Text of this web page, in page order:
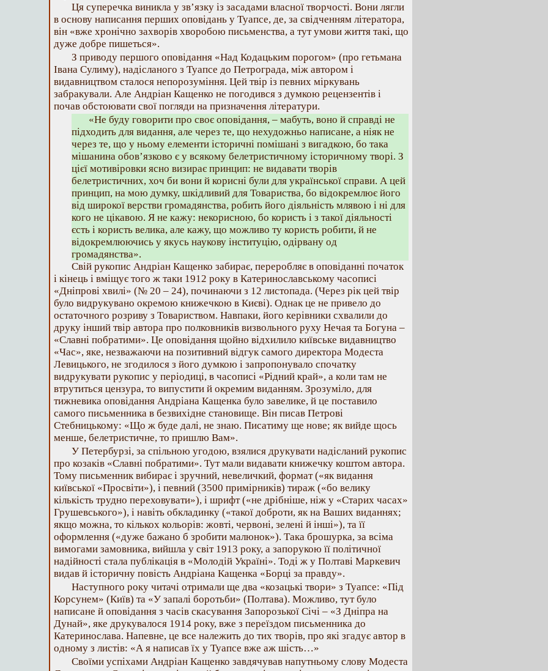
Ця суперечка виникла у зв’язку із засадами власної творчості. Вони лягли
в основу написання перших оповідань у Туапсе, де, за свідченням літератора,
він «вже хронічно захворів хворобою письменства, а тут умови життя такі, що
дуже добре пишеться».
З приводу першого оповідання «Над Кодацьким порогом» (про гетьмана
Івана Сулиму), надісланого з Туапсе до Петрограда, між автором і
видавництвом сталося непорозуміння. Цей твір із певних міркувань
забракували. Але Андріан Кащенко не погодився з думкою рецензентів і
почав обстоювати свої погляди на призначення літератури.
«Не буду говорити про своє оповідання, – мабуть, воно й справді не
підходить для видання, але через те, що нехудожньо написане, а ніяк не
через те, що у ньому елементи історичні помішані з вигадкою, бо така
мішанина обов’язково є у всякому белетристичному історичному творі. З
цієї мотивіровки ясно визирає принцип: не видавати творів
белетристичних, хоч би вони й корисні були для української справи. А цей
принцип, на мою думку, шкідливий для Товариства, бо відокремлює його
від широкої верстви громадянства, робить його діяльність млявою і ні для
кого не цікавою. Я не кажу: некорисною, бо користь і з такої діяльності
єсть і користь велика, але кажу, що можливо ту користь робити, й не
відокремлюючись у якусь наукову інституцію, одірвану од
громадянства».
Свій рукопис Андріан Кащенко забирає, переробляє в оповіданні початок
і кінець і вміщує того ж таки 1912 року в Катеринославському часописі
«Дніпрові хвилі» (№ 20 – 24), починаючи з 12 листопада. (Через рік цей твір
було видрукувано окремою книжечкою в Києві). Однак це не привело до
остаточного розриву з Товариством. Навпаки, його керівники схвалили до
друку інший твір автора про полковників визвольного руху Нечая та Богуна –
«Славні побратими». Це оповідання щойно відхилило київське видавництво
«Час», яке, незважаючи на позитивний відгук самого директора Модеста
Левицького, не згодилося з його думкою і запропонувало спочатку
видрукувати рукопис у періодиці, в часописі «Рідний край», а коли там не
втрутиться цензура, то випустити й окремим виданням. Зрозуміло, для
тижневика оповідання Андріана Кащенка було завелике, й це поставило
самого письменника в безвихідне становище. Він писав Петрові
Стебницькому: «Що ж буде далі, не знаю. Писатиму ще нове; як вийде щось
менше, белетристичне, то пришлю Вам».
У Петербурзі, за спільною угодою, взялися друкувати надісланий рукопис
про козаків «Славні побратими». Тут мали видавати книжечку коштом автора.
Тому письменник вибирає і зручний, невеличкий, формат («як видання
київської «Просвіти»), і певний (3500 примірників) тираж («бо велику
кількість трудно переховувати»), і шрифт («не дрібніше, ніж у «Старих часах»
Грушевського»), і навіть обкладинку («такої доброти, як на Ваших виданнях;
якщо можна, то кількох кольорів: жовті, червоні, зелені й інші»), та її
оформлення («дуже бажано б зробити малюнок»). Така брошурка, за всіма
вимогами замовника, вийшла у світ 1913 року, а запорукою її політичної
надійності стала публікація в «Молодій Україні». Тоді ж у Полтаві Маркевич
видав й історичну повість Андріана Кащенка «Борці за правду».
Наступного року читачі отримали ще два «козацькі твори» з Туапсе: «Під
Корсунем» (Київ) та «У запалі боротьби» (Полтава). Можливо, тут було
написане й оповідання з часів скасування Запорозької Січі – «З Дніпра на
Дунай», яке друкувалося 1914 року, вже з переїздом письменника до
Катеринослава. Напевне, це все належить до тих творів, про які згадує автор в
одному з листів: «А я написав їх у Туапсе вже аж шість…»
Своїми успіхами Андріан Кащенко завдячував напутньому слову Модеста